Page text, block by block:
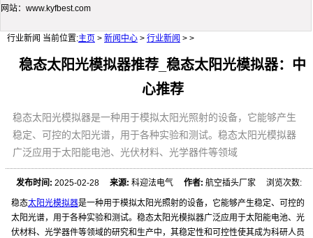
网站：www.kyfbest.com
行业新闻 当前位置:主页 > 新闻中心 > 行业新闻 > >
稳态太阳光模拟器推荐_稳态太阳光模拟器：中
心推荐
稳态太阳光模拟器是一种用于模拟太阳光照射的设备，它能够产生
稳定、可控的太阳光谱，用于各种实验和测试。稳态太阳光模拟器
广泛应用于太阳能电池、光伏材料、光学器件等领域
发布时间: 2025-02-28来源: 科迎法电气作者: 航空插头厂家 浏览次数:
稳态太阳光模拟器是一种用于模拟太阳光照射的设备，它能够产生稳定、可控的
太阳光谱，用于各种实验和测试。稳态太阳光模拟器广泛应用于太阳能电池、光
伏材料、光学器件等领域的研究和生产中，其稳定性和可控性使其成为科研人员